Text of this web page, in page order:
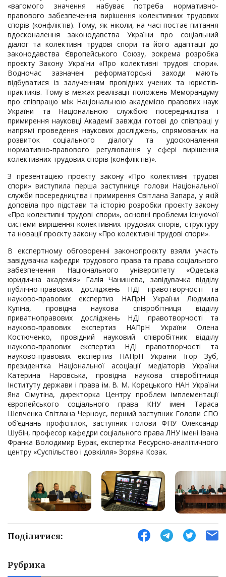
«вагомого значення набуває потреба нормативно-
правового забезпечення вирішення колективних трудових
спорів (конфліктів). Тому, як ніколи, на часі постає питання
вдосконалення законодавства України про соціальний
діалог та колективні трудові спори та його адаптації до
законодавства Європейського Союзу, зокрема розробка
проєкту Закону України «Про колективні трудові спори».
Водночас зазначені реформаторські заходи мають
відбуватися із залученням провідних учених та юристів-
практиків. Тому в межах реалізації положень Меморандуму
про співпрацю між Національною академією правових наук
України та Національною службою посередництва і
примирення науковці Академії завжди готові до співпраці у
напрямі проведення наукових досліджень, спрямованих на
розвиток соціального діалогу та удосконалення
нормативно-правового регулювання у сфері вирішення
колективних трудових спорів (конфліктів)».
З презентацією проєкту закону «Про колективні трудові
спори» виступила перша заступниця голови Національної
служби посередництва і примирення Світлана Запара, у якій
доповіла про підстави та історію розробки проєкту закону
«Про колективні трудові спори», основні проблеми існуючої
системи вирішення колективних трудових спорів, структуру
та новації проєкту закону «Про колективні трудові спори».
В експертному обговоренні законопроєкту взяли участь
завідувачка кафедри трудового права та права соціального
забезпечення Національного університету «Одеська
юридична академія» Галія Чанишева, завідувачка відділу
публічно-правових досліджень НДІ правотворчості та
науково-правових експертиз НАПрН України Людмила
Купіна, провідна наукова співробітниця відділу
приватноправових досліджень НДІ правотворчості та
науково-правових експертиз НАПрН України Олена
Костюченко, провідний науковий співробітник відділу
науково-правових експертиз НДІ правотворчості та
науково-правових експертиз НАПрН України Ігор Зуб,
президентка Національної асоціації медіаторів України
Катерина Наровська, провідна наукова співробітниця
Інституту держави і права ім. В. М. Корецького НАН України
Яна Сімутіна, директорка Центру проблем імплементації
європейського соціального права КНУ імені Тараса
Шевченка Світлана Черноус, перший заступник Голови СПО
об’єднань профспілок, заступник голови ФПУ Олександр
Шубін, професор кафедри соціального права ЛНУ імені Івана
Франка Володимир Бурак, експертка Ресурсно-аналітичного
центру «Суспільство і довкілля» Зоряна Козак.
Поділитися:
Рубрика